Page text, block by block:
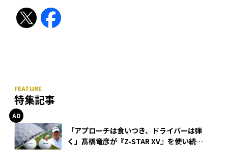
特集記事
「アプローチは食いつき、ドライバーは弾
く」髙橋竜彦が『Z-STAR XV』を使い続け